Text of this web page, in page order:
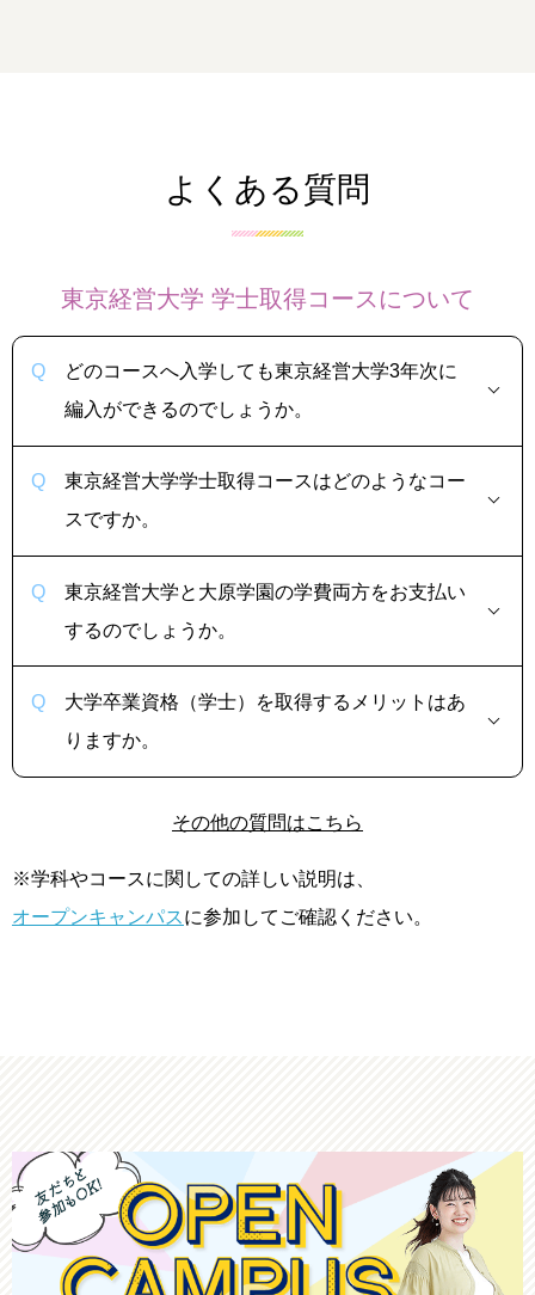
よくある質問
東京経営大学 学士取得コースについて
どのコースへ入学しても東京経営大学3年次に
編入ができるのでしょうか。
東京経営大学学士取得コースはどのようなコー
スですか。
東京経営大学と大原学園の学費両方をお支払い
するのでしょうか。
大学卒業資格（学士）を取得するメリットはあ
りますか。
その他の質問はこちら
※学科やコースに関しての詳しい説明は、
オープンキャンパスに参加してご確認ください。